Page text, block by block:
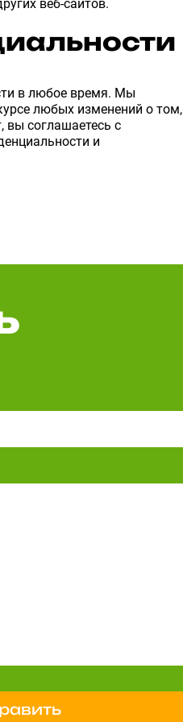
веб-сайтов.
в любое время. Мы
любых изменений о том,
соглашаетесь с
и